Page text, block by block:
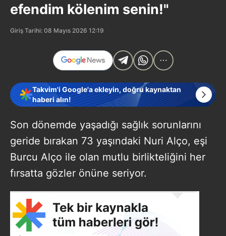
efendim kölenim senin!"
Giriş Tarihi: 08 Mayıs 2026 12:19
Takvim'i Google'a ekleyin, doğru kaynaktan
haberi alın!
Son dönemde yaşadığı sağlık sorunlarını
geride bırakan 73 yaşındaki Nuri Alço, eşi
Burcu Alço ile olan mutlu birlikteliğini her
fırsatta gözler önüne seriyor.